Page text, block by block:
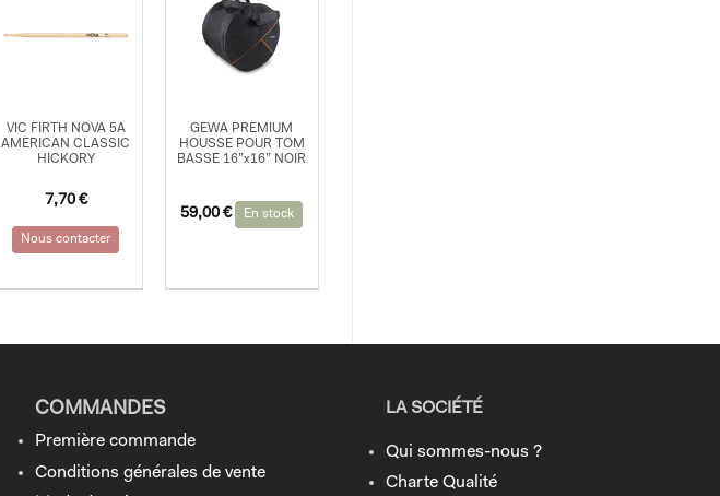
VIC FIRTH NOVA 5A
AMERICAN CLASSIC
HICKORY
7,70 €
Nous contacter
GEWA PREMIUM
HOUSSE POUR TOM
BASSE 16”x16” NOIR
59,00€ En stock
COMMANDES
Première commande
Conditions générales de vente
LA SOCIÉTÉ
Qui sommes-nous ?
Charte Qualité